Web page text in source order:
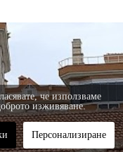
че използваме
изживяване.
Персонализиране